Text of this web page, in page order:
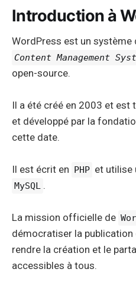
Introduction à
WordPress est un
Content Management
open-source.
Il a été créé en 2003 et est
et développé par la
cette date.
Il est écrit en PHP et utilise
MySQL .
La mission officielle de
démocratiser la publication
rendre la création et le
accessibles à tous.